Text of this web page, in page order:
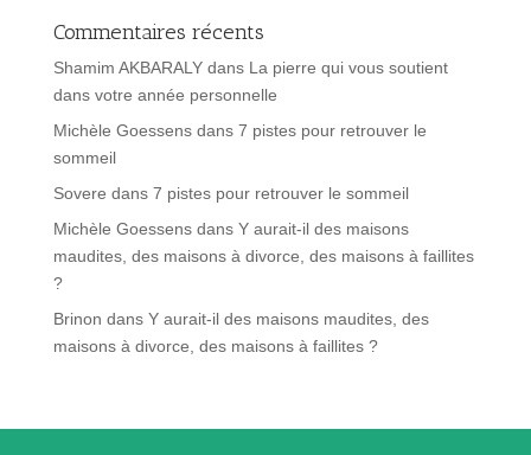
Commentaires récents
Shamim AKBARALYdans La pierre qui vous soutient
dans votre année personnelle
Michèle Goessensdans 7 pistes pour retrouver le
sommeil
Sovere dans 7 pistes pour retrouver le sommeil
Michèle Goessensdans Y aurait-il des maisons
maudites, des maisons à divorce, des maisons à faillites
?
Brinon dans Y aurait-il des maisons maudites, des
maisons à divorce, des maisons à faillites ?